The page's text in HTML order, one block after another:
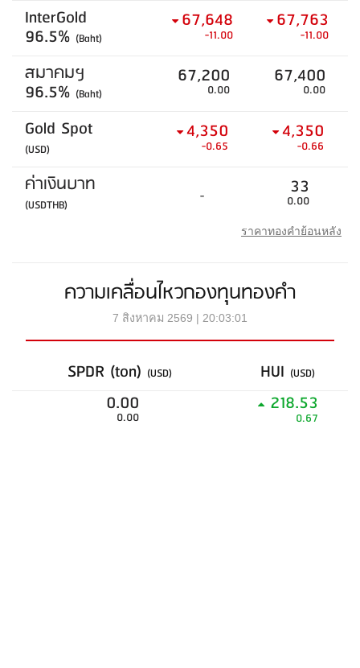
InterGold
96.5% (Baht)
67,648
-11.00
67,763
-11.00
สมาคมฯ
96.5% (Baht)
67,200
0.00
67,400
0.00
Gold Spot
(USD)
4,350
-0.65
4,350
-0.66
ค่าเงินบาท
(USDTHB) - 33
0.00
ราคาทองคำย้อนหลัง
ความเคลื่อนไหวกองทุนทองคำ
7 สิงหาคม 2569 | 20:03:01
SPDR (ton) (USD) HUI (USD)
0.00
0.00
218.53
0.67